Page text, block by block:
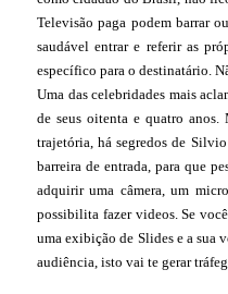
Televisão paga podem barrar
saudável entrar e referir as
específico para o destinatário.
Uma das celebridades mais
de seus oitenta e quatro anos.
trajetória, há segredos de
barreira de entrada, para que
adquirir uma câmera, um
possibilita fazer videos. Se
uma exibição de Slides e a sua
audiência, isto vai te gerar